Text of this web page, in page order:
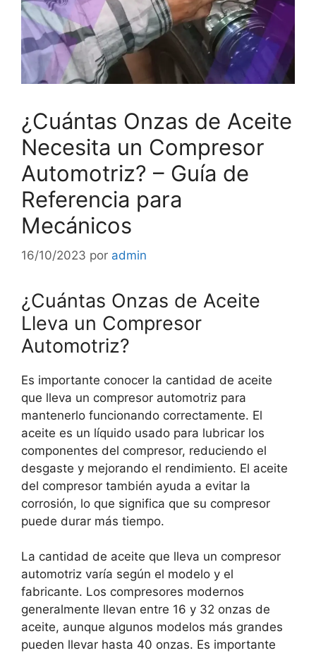
¿Cuántas Onzas de Aceite
Necesita un Compresor
Automotriz? – Guía de
Referencia para
Mecánicos
16/10/2023 por admin
¿Cuántas Onzas de Aceite
Lleva un Compresor
Automotriz?
Es importante conocer la cantidad de aceite
que lleva un compresor automotriz para
mantenerlo funcionando correctamente. El
aceite es un líquido usado para lubricar los
componentes del compresor, reduciendo el
desgaste y mejorando el rendimiento. El aceite
del compresor también ayuda a evitar la
corrosión, lo que significa que su compresor
puede durar más tiempo.
La cantidad de aceite que lleva un compresor
automotriz varía según el modelo y el
fabricante. Los compresores modernos
generalmente llevan entre 16 y 32 onzas de
aceite, aunque algunos modelos más grandes
pueden llevar hasta 40 onzas. Es importante